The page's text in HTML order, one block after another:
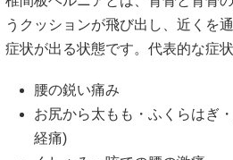
うクッションが飛び出し、近くを
症状が出る状態です。代表的な症
腰の鋭い痛み
お尻から太もも・ふくらはぎ
経痛)